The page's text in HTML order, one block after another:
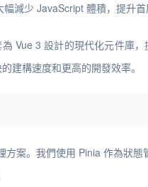
減少 JavaScript 體積，提升首
Vue 3 設計的現代化元件庫
建構速度和更高的開發效率。
方案。我們使用 Pinia 作為狀